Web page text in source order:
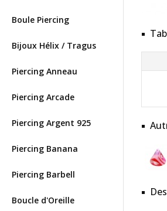
Boule Piercing
Bijoux Hélix / Tragus
Piercing Anneau
Piercing Arcade
Piercing Argent 925
Piercing Banana
Piercing Barbell
Boucle d'Oreille